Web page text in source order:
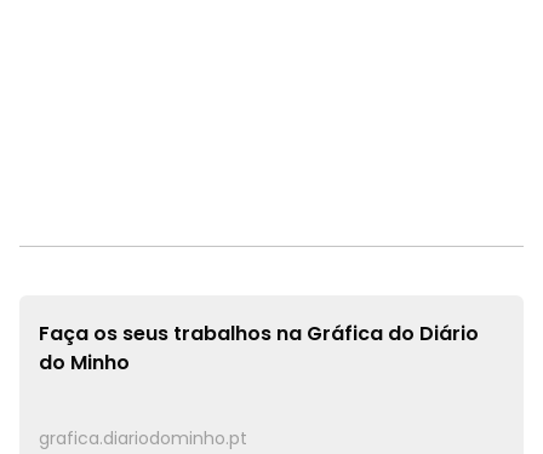
Faça os seus trabalhos na Gráfica do Diário
do Minho
grafica.diariodominho.pt